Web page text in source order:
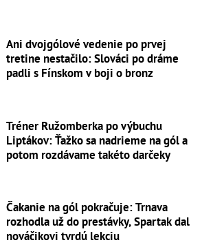
Ani dvojgólové vedenie po prvej
tretine nestačilo: Slováci po dráme
padli s Fínskom v boji o bronz
Tréner Ružomberka po výbuchu
Liptákov: Ťažko sa nadrieme na gól a
potom rozdávame takéto darčeky
Čakanie na gól pokračuje: Trnava
rozhodla už do prestávky, Spartak dal
nováčikovi tvrdú lekciu